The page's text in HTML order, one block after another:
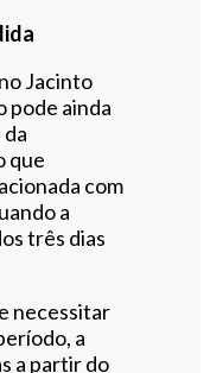
Jacinto
pode ainda
que
com
a
três dias
necessitar
a
a partir do